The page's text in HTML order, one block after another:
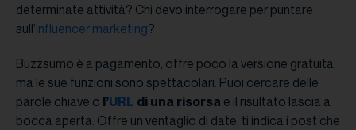
determinate attività? Chi devo interrogare per puntare
sull’influencer marketing?
Buzzsumo è a pagamento, offre poco la versione gratuita,
ma le sue funzioni sono spettacolari. Puoi cercare delle
parole chiave o l’URL di una risorsa e il risultato lascia a
bocca aperta. Offre un ventaglio di date, ti indica i post che